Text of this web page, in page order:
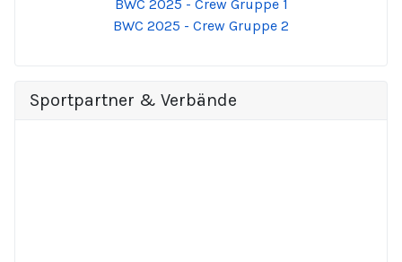
BWC 2025 - Crew Gruppe 1
BWC 2025 - Crew Gruppe 2
Sportpartner & Verbände